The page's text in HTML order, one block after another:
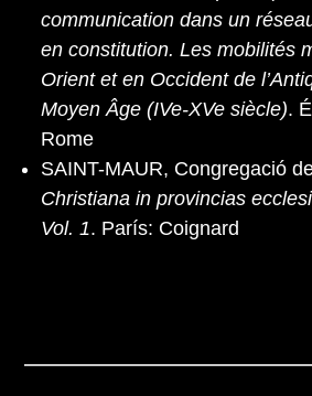
communication dans un
en constitution. Les mobilités
Orient et en Occident de
Moyen Âge (IVe-XVe siècle).
Rome
SAINT-MAUR, Congregació
Christiana in provincias
Vol. 1. París: Coignard